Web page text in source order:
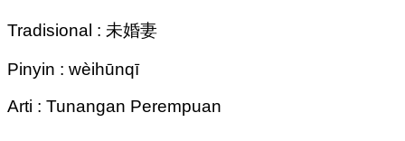
Tradisional : 未婚妻
Pinyin : wèihūnqī
Arti : Tunangan Perempuan